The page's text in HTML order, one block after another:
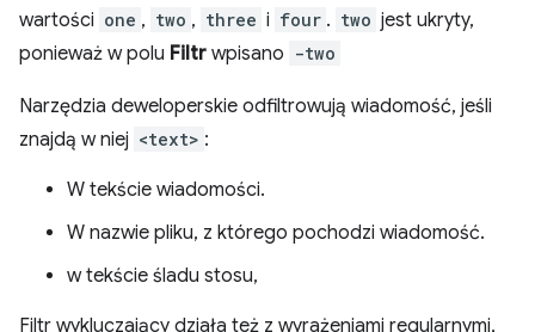
wartości one , two , three i four . two jest ukryty,
ponieważ w polu Filtr wpisano -two
Narzędzia deweloperskie odfiltrowują wiadomość, jeśli
znajdą w niej <text> :
W tekście wiadomości.
W nazwie pliku, z którego pochodzi wiadomość.
w tekście śladu stosu,
Filtr wykluczający działa też z wyrażeniami regularnymi,